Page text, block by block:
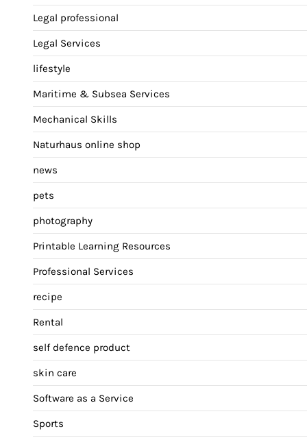
Legal professional
Legal Services
lifestyle
Maritime & Subsea Services
Mechanical Skills
Naturhaus online shop
news
pets
photography
Printable Learning Resources
Professional Services
recipe
Rental
self defence product
skin care
Software as a Service
Sports